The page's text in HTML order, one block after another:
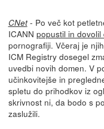
CNet- Po več kot
ICANN popustil in dovolil
pornografiji. Včeraj je
ICM Registry dosegel
uvedbi novih domen. V
učinkovitejše in
spletu do prihodkov iz
skrivnost ni, da bodo s
zaslužili.